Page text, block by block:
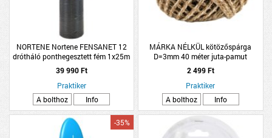
NORTENE Nortene FENSANET 12
drótháló ponthegesztett fém 1x25m
ezüst
39 990 Ft
Praktiker
A bolthoz
Info
MÁRKA NÉLKÜL kötözőspárga
D=3mm 40 méter juta-pamut
2 499 Ft
Praktiker
A bolthoz
Info
-35%